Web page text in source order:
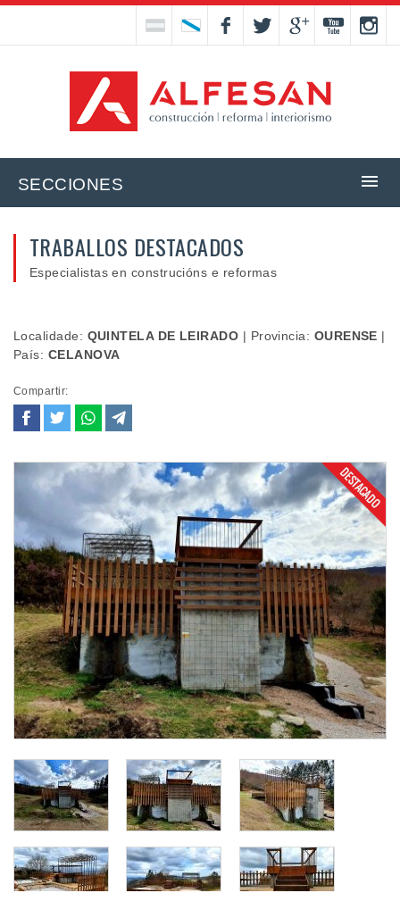
SECCIONES
TRABALLOS DESTACADOS
Especialistas en construcións e reformas
Localidade: QUINTELA DE LEIRADO | Provincia: OURENSE |
País: CELANOVA
Compartir: